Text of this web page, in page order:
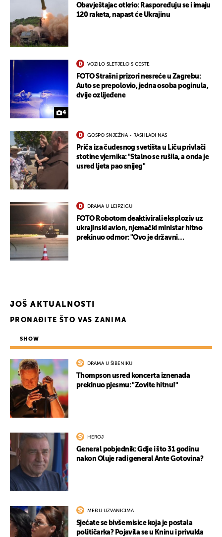
Obavještajac otkrio: Raspoređuju se i imaju
120 raketa, napast će Ukrajinu
4
VOZILO SLETJELO S CESTE
FOTO Strašni prizori nesreće u Zagrebu:
Auto se prepolovio, jedna osoba poginula,
dvije ozlijeđene
GOSPO SNJEŽNA - RASHLADI NAS
Priča iza čudesnog svetišta u Liču privlači
stotine vjernika: "Stalno se rušila, a onda je
usred ljeta pao snijeg"
DRAMA U LEIPZIGU
FOTO Robotom deaktivirali eksploziv uz
ukrajinski avion, njemački ministar hitno
prekinuo odmor: "Ovo je državni
JOŠ AKTUALNOSTI
PRONAĐITE ŠTO VAS ZANIMA
SHOW
DRAMA U ŠIBENIKU
Thompson usred koncerta iznenada
prekinuo pjesmu: "Zovite hitnu!"
HEROJ
General pobjednik: Gdje i što 31 godinu
nakon Oluje radi general Ante Gotovina?
MEĐU UZVANICIMA
Sjećate se bivše misice koja je postala
političarka? Pojavila se u Kninu i privukla
UKLJUČITE NOTIFIKACIJE